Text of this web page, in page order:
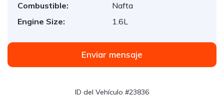
Combustible:
Nafta
Engine Size:
1.6L
Enviar mensaje
ID del Vehículo #23836